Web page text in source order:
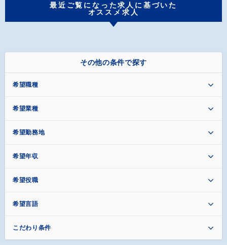
最近ご覧になった求人に基づいた
オススメ求人
その他の条件で探す
希望職種
希望業種
希望勤務地
希望年収
希望役職
希望言語
こだわり条件